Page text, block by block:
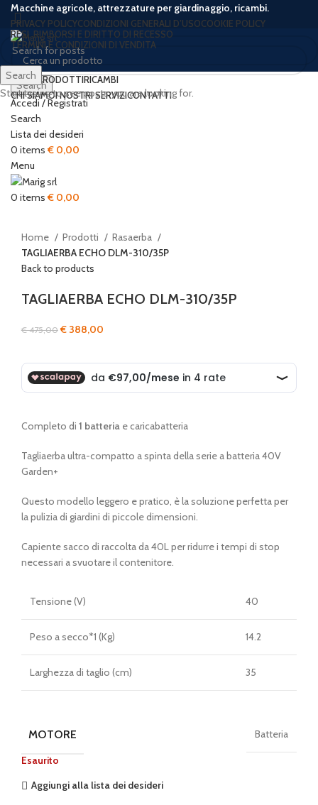
Macchine agricole, attrezzature per giardinaggio, ricambi.
PRIVACY POLICYCONDIZIONI GENERALI D’USOCOOKIE POLICY
RESI, RIMBORSI E DIRITTO DI RECESSO
TERMINI E CONDIZIONI DI VENDITA
Search
Accedi / Registrati
Search
Lista dei desideri
0 items € 0,00
Menu
0 items € 0,00
HOME PRODOTTIRICAMBI
CHI SIAMOI NOSTRI SERVIZICONTATTI
-18% Sold outNew
Click to enlarge
Home Prodotti
Rasaerba
TAGLIAERBA ECHO DLM-310/35P
Back to products
TAGLIAERBA ECHO DLM-310/35P
€475,00Il
era:
€ 475,00.
€ 388,00
è:
€ 388,00.
Completo di 1 batteria e caricabatteria
Tagliaerba ultra-compatto a spinta della serie a batteria 40V
Garden+
Questo modello leggero e pratico, è la soluzione perfetta per
la pulizia di giardini di piccole dimensioni.
Capiente sacco di raccolta da 40L per ridurre i tempi di stop
necessari a svuotare il contenitore.
Tensione (V) 40
Peso a secco*1 (Kg) 14.2
Larghezza di taglio (cm) 35
MOTORE Batteria
Esaurito
Aggiungi alla lista dei desideri
Search
Start typing to see posts you are looking for.